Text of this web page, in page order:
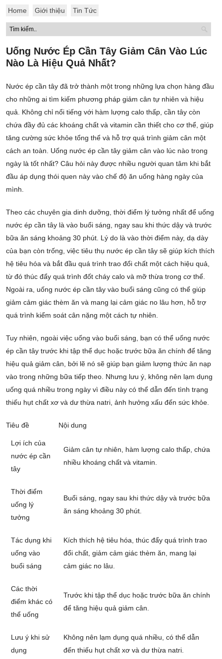
Home Giới thiệu Tin Tức
Uống Nước Ép Cần Tây Giảm Cân Vào Lúc
Nào Là Hiệu Quả Nhất?
Nước ép cần tây đã trở thành một trong những lựa chọn hàng đầu
cho những ai tìm kiếm phương pháp giảm cân tự nhiên và hiệu
quả. Không chỉ nổi tiếng với hàm lượng calo thấp, cần tây còn
chứa đầy đủ các khoáng chất và vitamin cần thiết cho cơ thể, giúp
tăng cường sức khỏe tổng thể và hỗ trợ quá trình giảm cân một
cách an toàn. Uống nước ép cần tây giảm cân vào lúc nào trong
ngày là tốt nhất? Câu hỏi này được nhiều người quan tâm khi bắt
đầu áp dụng thói quen này vào chế độ ăn uống hàng ngày của
mình.
Theo các chuyên gia dinh dưỡng, thời điểm lý tưởng nhất để uống
nước ép cần tây là vào buổi sáng, ngay sau khi thức dậy và trước
bữa ăn sáng khoảng 30 phút. Lý do là vào thời điểm này, dạ dày
của bạn còn trống, việc tiêu thụ nước ép cần tây sẽ giúp kích thích
hệ tiêu hóa và bắt đầu quá trình trao đổi chất một cách hiệu quả,
từ đó thúc đẩy quá trình đốt cháy calo và mỡ thừa trong cơ thể.
Ngoài ra, uống nước ép cần tây vào buổi sáng cũng có thể giúp
giảm cảm giác thèm ăn và mang lại cảm giác no lâu hơn, hỗ trợ
quá trình kiểm soát cân nặng một cách tự nhiên.
Tuy nhiên, ngoài việc uống vào buổi sáng, bạn có thể uống nước
ép cần tây trước khi tập thể dục hoặc trước bữa ăn chính để tăng
hiệu quả giảm cân, bởi lẽ nó sẽ giúp bạn giảm lượng thức ăn nạp
vào trong những bữa tiếp theo. Nhưng lưu ý, không nên lạm dụng
uống quá nhiều trong ngày vì điều này có thể dẫn đến tình trạng
thiếu hụt chất xơ và dư thừa natri, ảnh hưởng xấu đến sức khỏe.
Tiêu đề Nội dung
Lợi ích của
nước ép cần
tây
Giảm cân tự nhiên, hàm lượng calo thấp, chứa
nhiều khoáng chất và vitamin.
Thời điểm
uống lý
tưởng
Buổi sáng, ngay sau khi thức dậy và trước bữa
ăn sáng khoảng 30 phút.
Tác dụng khi
uống vào
buổi sáng
Kích thích hệ tiêu hóa, thúc đẩy quá trình trao
đổi chất, giảm cảm giác thèm ăn, mang lại
cảm giác no lâu.
Các thời
điểm khác có
thể uống
Trước khi tập thể dục hoặc trước bữa ăn chính
để tăng hiệu quả giảm cân.
Lưu ý khi sử
dụng
Không nên lạm dụng quá nhiều, có thể dẫn
đến thiếu hụt chất xơ và dư thừa natri.